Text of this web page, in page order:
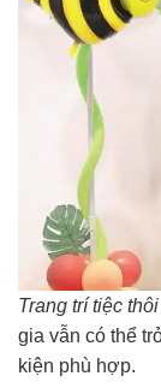
Trang trí tiệc
gia vẫn có thể
kiện phù hợp.